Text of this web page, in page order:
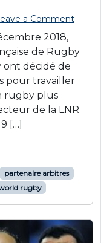
a Comment
2018,
de Rugby
ont décidé de
pour travailler
rugby plus
de la LNR
[…]
partenaire arbitres
rugby